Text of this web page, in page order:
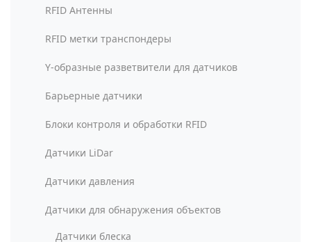
RFID Антенны
RFID метки транспондеры
Y-образные разветвители для датчиков
Барьерные датчики
Блоки контроля и обработки RFID
Датчики LiDar
Датчики давления
Датчики для обнаружения объектов
Датчики блеска